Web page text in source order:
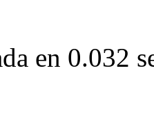
en 0.032